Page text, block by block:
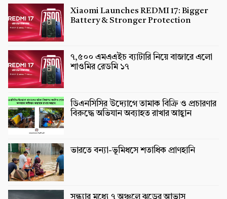
Xiaomi Launches REDMI 17: Bigger
Battery & Stronger Protection
৭,৫০০ এমএএইচ ব্যাটারি নিয়ে বাজারে এলো
শাওমির রেডমি ১৭
ডিএনসিসির উদ্যোগে তামাক বিক্রি ও প্রচারণার
বিরুদ্ধে অভিযান অব্যাহত রাখার আহ্বান
ভারতে বন্যা-ভূমিধসে শতাধিক প্রাণহানি
সন্ধ্যার মধ্যে ৭ অঞ্চলে ঝড়ের আভাস